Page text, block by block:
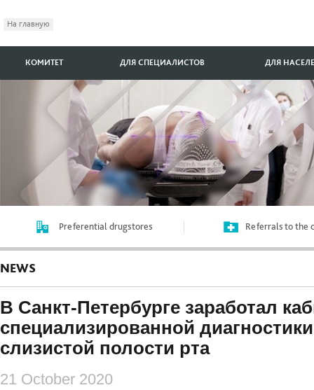
На главную
КОМИТЕТ ДЛЯ СПЕЦИАЛИСТОВ ДЛЯ
Preferential drugstores Referrals to the
NEWS
В Санкт-Петербурге заработал
специализированной
слизистой полости рта
21 October 2020